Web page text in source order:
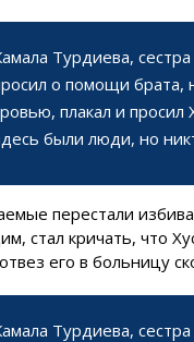
Турдиева,
о помощи брата,
плакал и просил
были люди, но
перестали
стал кричать, что
его в больницу
Турдиева,